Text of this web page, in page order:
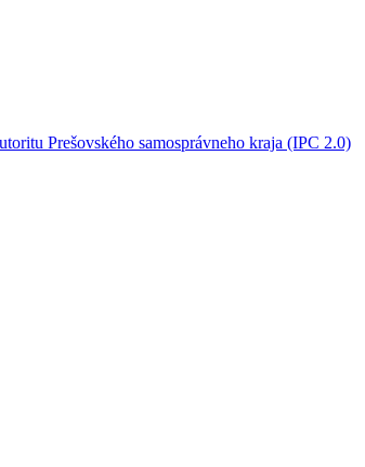
Prešovského samosprávneho kraja (IPC 2.0)